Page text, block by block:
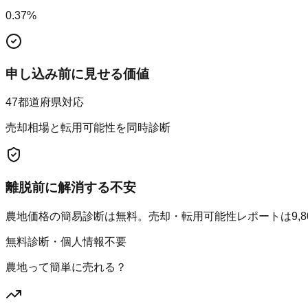
0.37%
申し込み前に見せる価値
47都道府県対応
売却相場と転用可能性を同時診断
離脱前に解消する不安
農地価格の簡易診断は無料。売却・転用可能性レポートは
無料診断・個人情報不要
農地って簡単に売れる？